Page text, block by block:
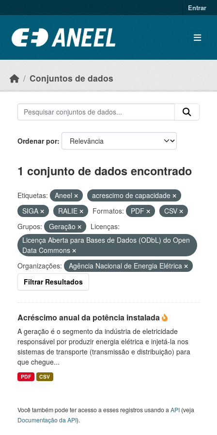
Entrar
Conjuntos de dados
Ordenar por
1 conjunto de dados encontrado
Etiquetas: Aneel
acrescimo de capacidade
SIGA
RALIE Formatos: PDF
CSV
Grupos:
Geração
Licenças:
Licença Aberta para Bases de Dados (ODbL) do Open
Data Commons
Organizações:
Agência Nacional de Energia Elétrica
Filtrar Resultados
Acréscimo anual da potência instalada
A geração é o segmento da indústria de eletricidade
responsável por produzir energia elétrica e injetá-la nos
sistemas de transporte (transmissão e distribuição) para
que chegue...
PDF CSV
Você também pode ter acesso a esses registros usando a API (veja
Documentação da API).